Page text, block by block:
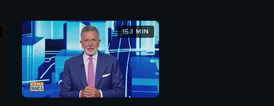
153 MIN